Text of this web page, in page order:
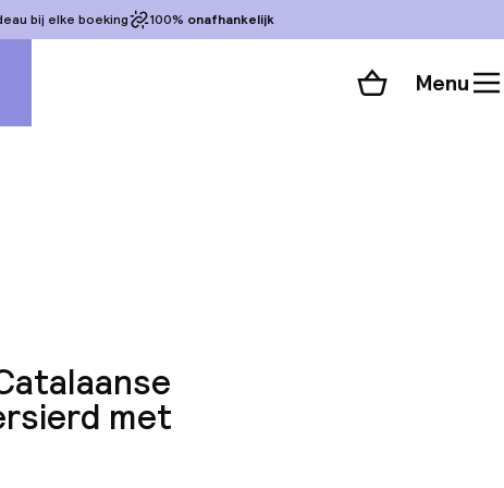
bij elke boeking 100% onafhankelijk
Winkelmand
Menu
met